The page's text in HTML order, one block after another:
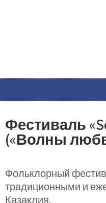
Фестиваль
(«Волны
Фольклорный
традиционными и
Казаклия.